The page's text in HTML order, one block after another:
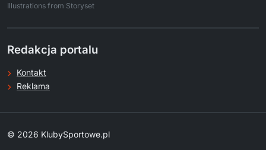
Illustrations from Storyset
Redakcja portalu
Kontakt
Reklama
© 2026 KlubySportowe.pl